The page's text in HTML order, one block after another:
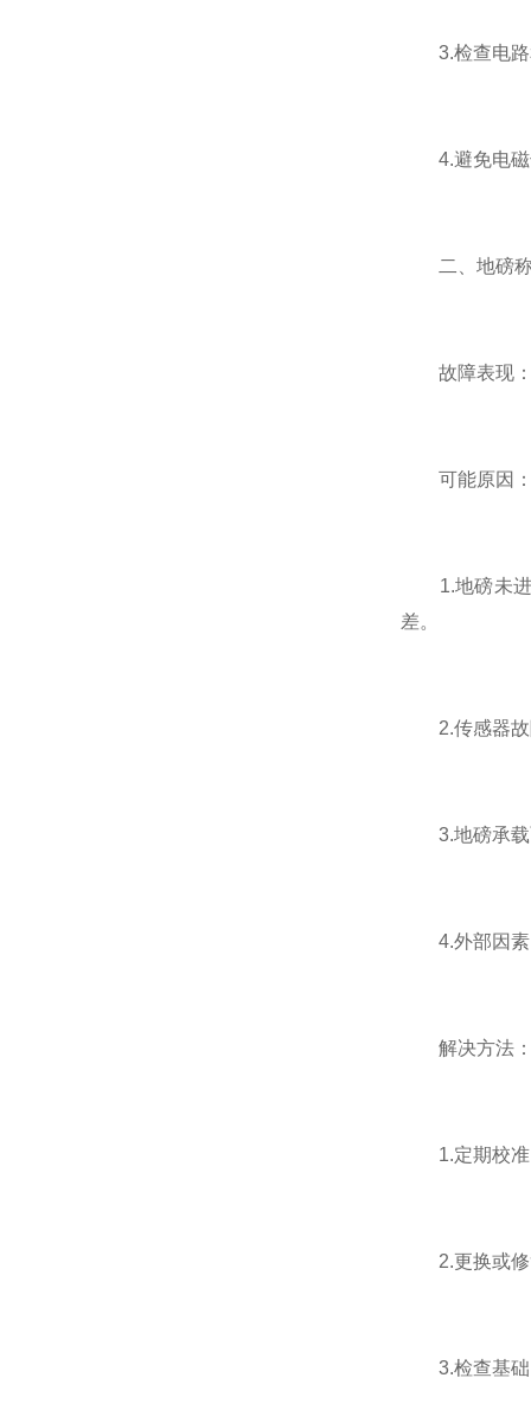
3.检查电路
4.避免电磁干
二、地磅称
故障表现：
可能原因
1.地磅未进
差。
2.传感器故
3.地磅承载面
4.外部因素：
解决方法
1.定期校准：
2.更换或修
3.检查基础：